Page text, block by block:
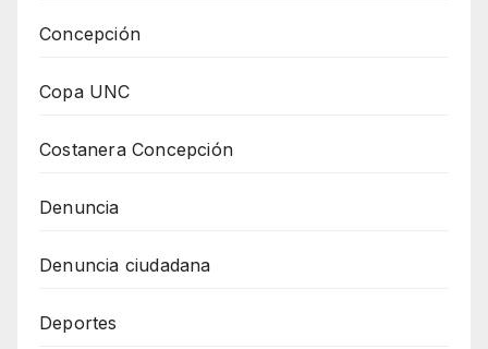
Concepción
Copa UNC
Costanera Concepción
Denuncia
Denuncia ciudadana
Deportes